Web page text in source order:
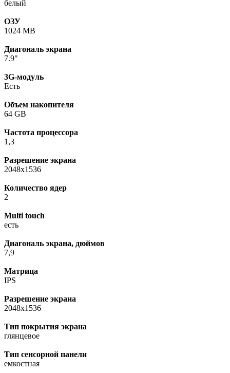
белый
ОЗУ
1024 MB
Диагональ экрана
7.9"
3G-модуль
Есть
Объем накопителя
64 GB
Частота процессора
1,3
Разрешение экрана
2048x1536
Количество ядер
2
Multi touch
есть
Диагональ экрана, дюймов
7,9
Матрица
IPS
Разрешение экрана
2048x1536
Тип покрытия экрана
глянцевое
Тип сенсорной панели
емкостная